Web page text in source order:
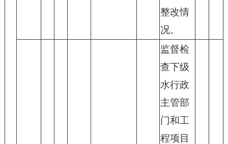
整改情
况。
监督检
查下级
水行政
主管部
门和工
程项目